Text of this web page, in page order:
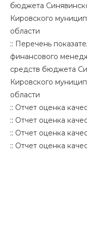
бюджета
Кировского
области
:: Перечень
финансового
средств бюджета
Кировского
области
:: Отчет оценка
:: Отчет оценка
:: Отчет оценка
:: Отчет оценка